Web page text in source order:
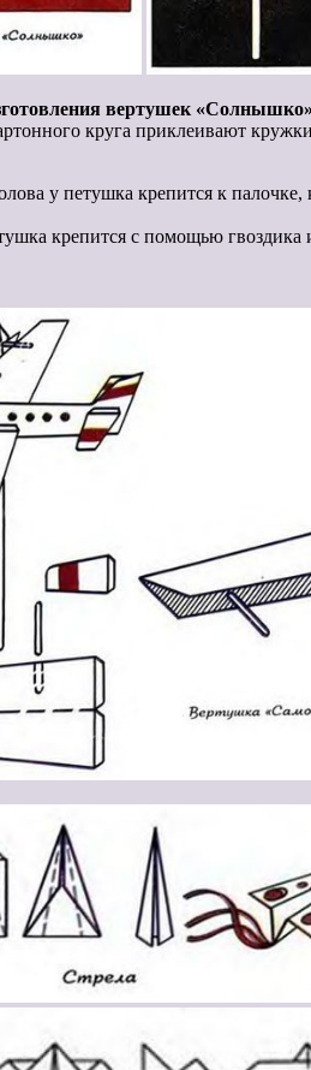
вертушек
круга приклеивают
у петушка крепится к
крепится с помощью гвоздика